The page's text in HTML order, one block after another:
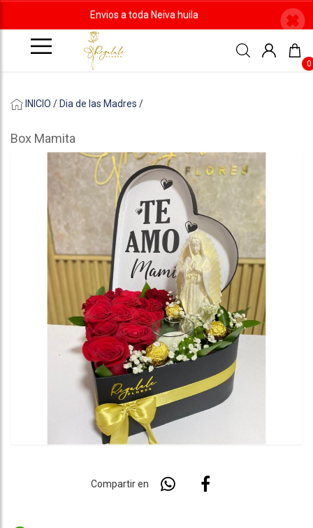
Envios a toda Neiva huila
0
INICIO / Dia de las Madres /
Box Mamita
Compartir en